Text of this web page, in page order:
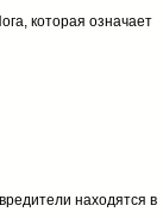
которая означает
находятся в